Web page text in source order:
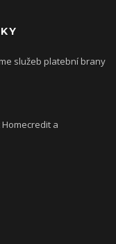
služeb platební brany
a